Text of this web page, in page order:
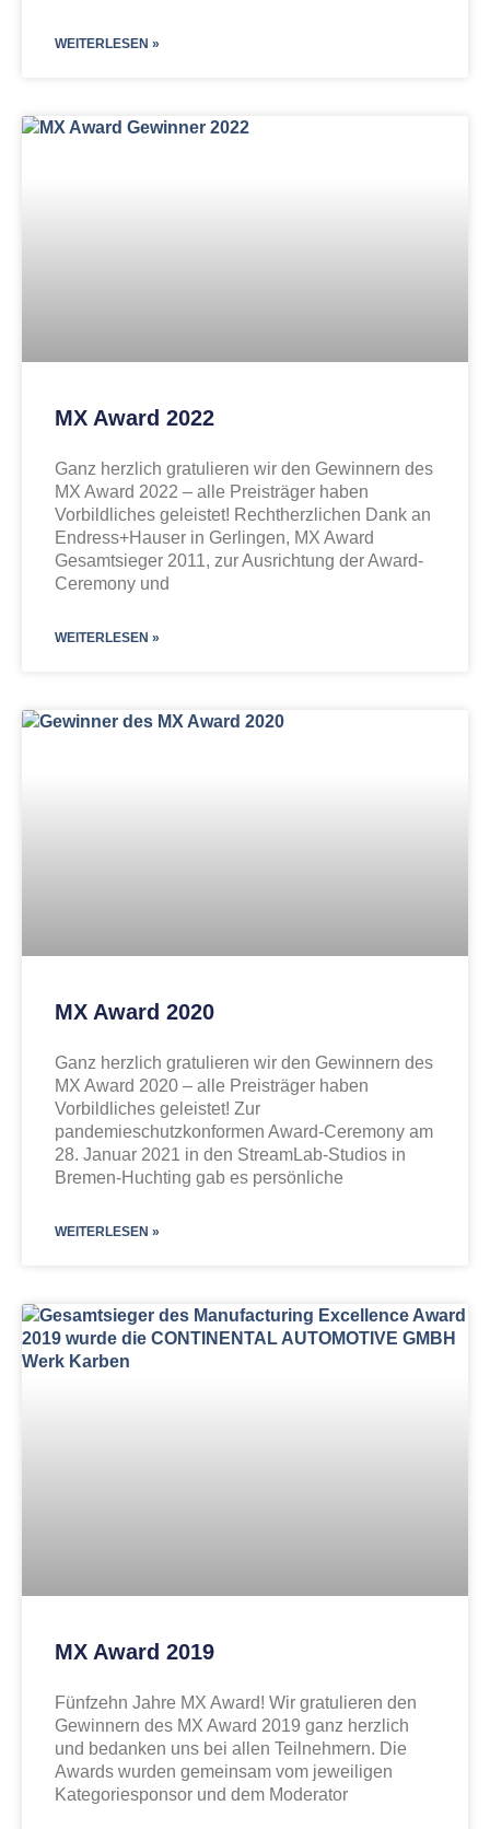
WEITERLESEN »
MX Award 2022
Ganz herzlich gratulieren wir den Gewinnern des
MX Award 2022 – alle Preisträger haben
Vorbildliches geleistet! Rechtherzlichen Dank an
Endress+Hauser in Gerlingen, MX Award
Gesamtsieger 2011, zur Ausrichtung der Award-
Ceremony und
WEITERLESEN »
MX Award 2020
Ganz herzlich gratulieren wir den Gewinnern des
MX Award 2020 – alle Preisträger haben
Vorbildliches geleistet! Zur
pandemieschutzkonformen Award-Ceremony am
28. Januar 2021 in den StreamLab-Studios in
Bremen-Huchting gab es persönliche
WEITERLESEN »
MX Award 2019
Fünfzehn Jahre MX Award! Wir gratulieren den
Gewinnern des MX Award 2019 ganz herzlich
und bedanken uns bei allen Teilnehmern. Die
Awards wurden gemeinsam vom jeweiligen
Kategoriesponsor und dem Moderator